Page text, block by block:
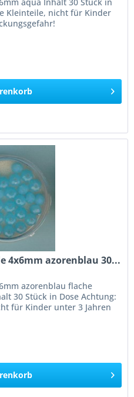
aqua Inhalt 30 Stück in
Kleinteile, nicht für Kinder
4x6mm azorenblau 30...
azorenblau flache
30 Stück in Dose Achtung:
für Kinder unter 3 Jahren